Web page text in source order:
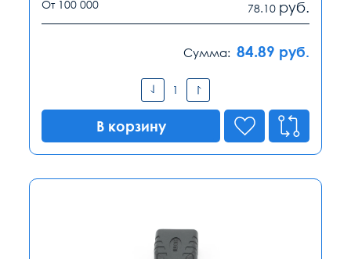
От 100 000 78.10 руб.
Сумма: 84.89 руб.
В корзину